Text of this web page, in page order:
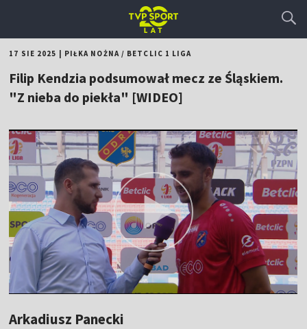
17 SIE 2025 PIŁKA NOŻNA/ BETCLIC 1 LIGA
Filip Kendzia podsumował mecz ze Śląskiem.
"Z nieba do piekła" [WIDEO]
Arkadiusz Panecki